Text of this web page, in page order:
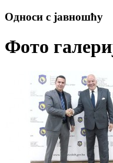
Односи с јавношћу
Фото